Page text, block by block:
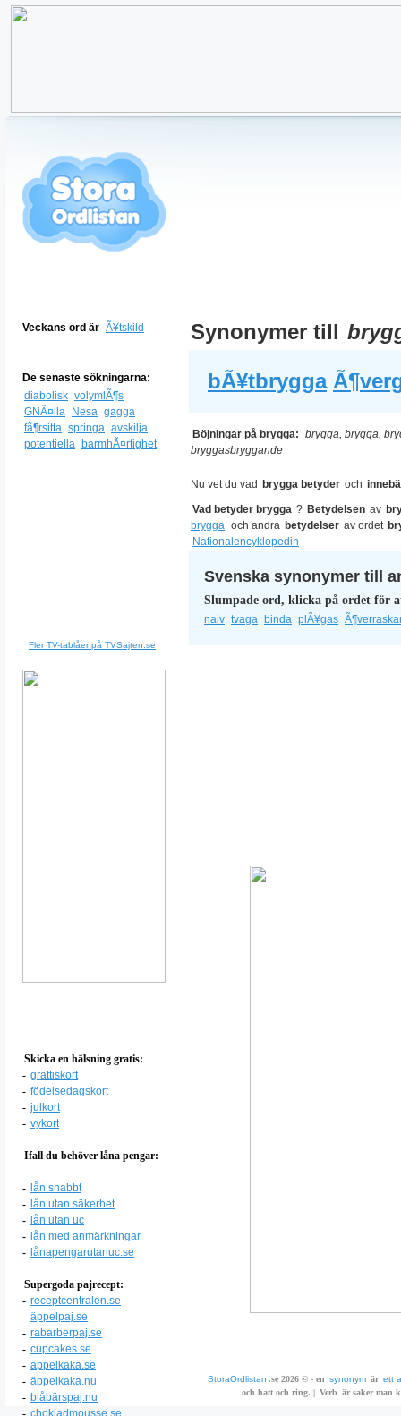
Veckans ord är Ã¥tskild
De senaste sökningarna:
diabolisk volymlÃ¶s
GNÃ¤lla
Nesa gagga
fã¶rsitta springa avskilja
potentiella barmhÃ¤rtighet
Fler TV-tablåer på TVSajten.se
Skicka en hälsning gratis:
- grattiskort
- födelsedagskort
- julkort
- vykort
Ifall du behöver låna pengar:
- lån snabbt
- lån utan säkerhet
- lån utan uc
- lån med anmärkningar
- lånapengarutanuc.se
Supergoda pajrecept:
- receptcentralen.se
- äppelpaj.se
- rabarberpaj.se
- cupcakes.se
- äppelkaka.se
- äppelkaka.nu
- blåbärspaj.nu
- chokladmousse.se
Synonymer till
bÃ¥tbrygga
Böjningar på brygga: brygga, brygga,
bryggasbryggande
Nu vet du vad brygga betyder och
Vad betyder brygga ? Betydelsen av
brygga och andra betydelser av ordet
Nationalencyklopedin
Svenska synonymer till
Slumpade ord, klicka på ordet för
naiv tvaga binda plÃ¥gas
StoraOrdlistan .se 2026 © - en synonym är ett
och hatt och ring. | Verb är saker man